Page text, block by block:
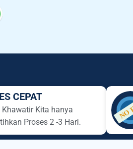
CEPAT
Kita hanya
Proses 2 -3 Hari.